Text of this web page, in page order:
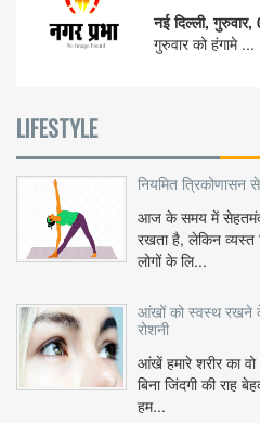
नई दिल्ली,
गुरुवार को हंगामे ...
LIFESTYLE
नियमित त्रिकोणासन
आज के समय में सेहतमंद
रखता है, लेकिन व्यस्त
लोगों के लि...
आंखों को स्वस्थ रखने
रोशनी
आंखें हमारे शरीर का
बिना जिंदगी की राह
हम...